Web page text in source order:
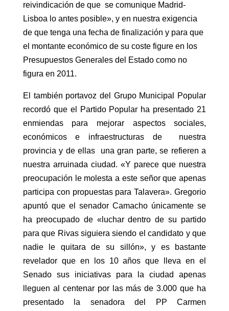
reivindicación de que se comunique Madrid-
Lisboa lo antes posible», y en nuestra exigencia
de que tenga una fecha de finalización y para que
el montante económico de su coste figure en los
Presupuestos Generales del Estado como no
figura en 2011.
El también portavoz del Grupo Municipal Popular
recordó que el Partido Popular ha presentado 21
enmiendas para mejorar aspectos sociales,
económicos e infraestructuras de nuestra
provincia y de ellas una gran parte, se refieren a
nuestra arruinada ciudad. «Y parece que nuestra
preocupación le molesta a este señor que apenas
participa con propuestas para Talavera». Gregorio
apuntó que el senador Camacho únicamente se
ha preocupado de «luchar dentro de su partido
para que Rivas siguiera siendo el candidato y que
nadie le quitara de su sillón», y es bastante
revelador que en los 10 años que lleva en el
Senado sus iniciativas para la ciudad apenas
lleguen al centenar por las más de 3.000 que ha
presentado la senadora del PP Carmen